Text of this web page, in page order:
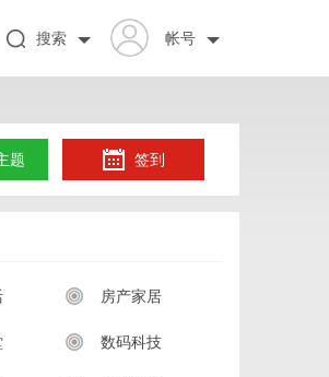
帐号
搜索
题 签到
房产家居
数码科技